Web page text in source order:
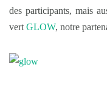
des participants, mais
vert GLOW, notre